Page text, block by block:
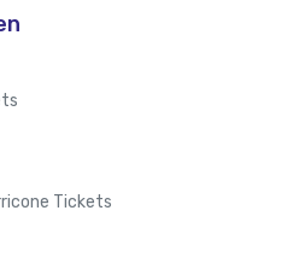
Tickets